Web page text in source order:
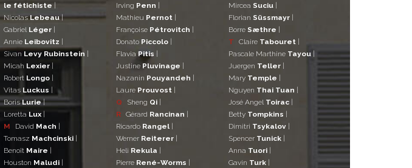
le fétichiste
NicolasLebeau|
Gabriel Léger
Annie Leibovitz
Sivan Levy Rubinstein
Micah Lexier
Robert Longo
Vitas Luckus
BorisLurie|
Loretta Lux
M
David Mach
Tomasz Machcinski
Benoît Maire
Houston Maludi
Irving Penn
Mathieu Pernot
Françoise Pétrovitch
Donato Piccolo
Flavia Pitis
Justine Pluvinage
Nazanin Pouyandeh
Laure Prouvost
Q
Sheng Qi
R Gérard Rancinan
Ricardo Rangel
Werner Reiterer
Heli Rekula
Pierre René-Worms
Mircea Suciu
Florian Süssmayr
Borre Sæthre
T
Claire Tabouret
Pascale Marthine Tayou
Juergen Teller
Mary Temple
Nguyen Thai Tuan
José Angel Toirac
Betty Tompkins
Dimitri Tsykalov
Spencer Tunick
Anna Tuori
Gavin Turk